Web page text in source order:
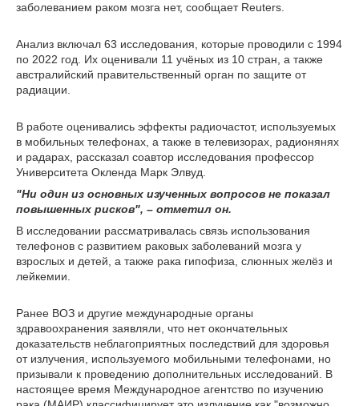
заболеванием раком мозга нет, сообщает Reuters.
Анализ включал 63 исследования, которые проводили с 1994
по 2022 год. Их оценивали 11 учёных из 10 стран, а также
австралийский правительственный орган по защите от
радиации.
В работе оценивались эффекты радиочастот, используемых
в мобильных телефонах, а также в телевизорах, радионянях
и радарах, рассказал соавтор исследования профессор
Университета Окленда Марк Элвуд.
"Ни один из основных изученных вопросов не показал
повышенных рисков", – отметил он.
В исследовании рассматривалась связь использования
телефонов с развитием раковых заболеваний мозга у
взрослых и детей, а также рака гипофиза, слюнных желёз и
лейкемии.
Ранее ВОЗ и другие международные органы
здравоохранения заявляли, что нет окончательных
доказательств неблагоприятных последствий для здоровья
от излучения, используемого мобильными телефонами, но
призывали к проведению дополнительных исследований. В
настоящее время Международное агентство по изучению